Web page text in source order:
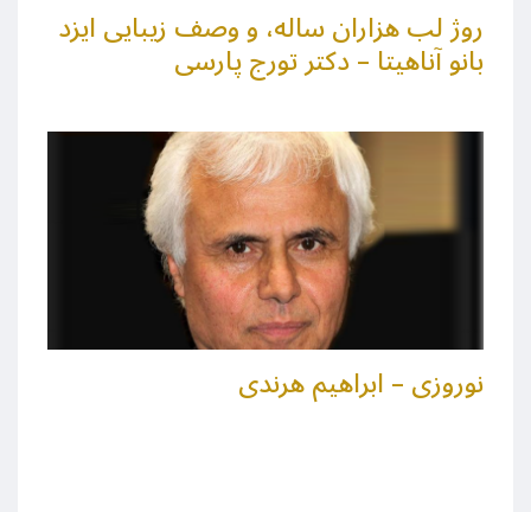
روژ لب هزاران ساله، و وصف زیبایی ایزد
بانو آناهیتا – دکتر تورج پارسی
نوروزی – ابراهیم هرندی